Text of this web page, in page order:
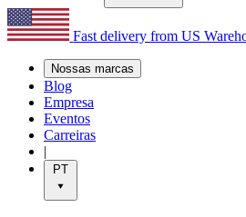
Fast delivery from US
Nossas marcas
Blog
Empresa
Eventos
Carreiras
|
PT